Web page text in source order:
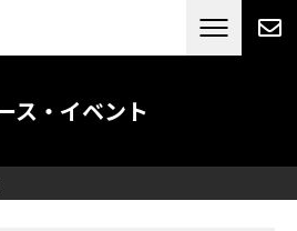
カー
ス・イベント